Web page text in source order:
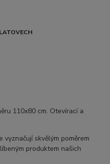
110x80 cm. Otevírací a
vyznačují skvělým poměrem
produktem našich